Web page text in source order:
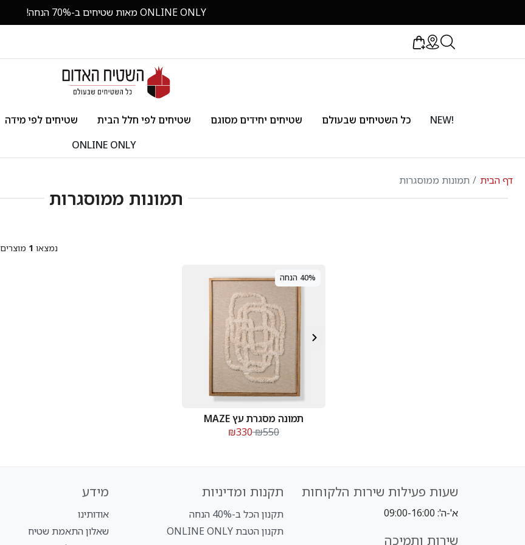
ONLINE ONLY מאות שטיחים ב-70% הנחה!
!NEW כל השטיחים שבעולם שטיחים יחידים מסוגם שטיחים לפי חלל הבית שטיחים לפי מידה
ONLINE ONLY
דף הבית תמונות ממוסגרות
תמונות ממוסגרות
נמצאו 1 מוצרים
40% הנחה
תמונה מסגרת עץ MAZE
₪550
₪330
שעות פעילות שירות הלקוחות
א'-ה': 09:00-16:00
שירות ותמיכה
תקנות ומדיניות
תקנון הכל ב-40% הנחה
תקנון הטבת ONLINE ONLY
מידע
אודותינו
שאלון התאמת שטיח